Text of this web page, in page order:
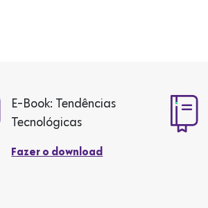
E-Book: Tendências
Tecnológicas
Fazer o download